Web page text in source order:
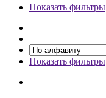
Показать фильтры
Показать фильтры